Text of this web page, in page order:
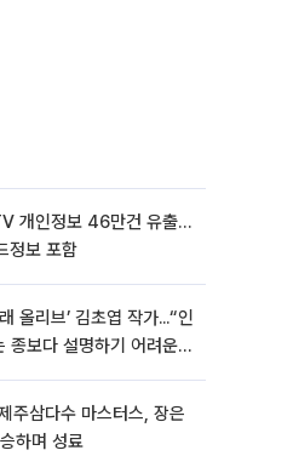
개인정보 46만건 유출…
정보 포함
올리브’ 김초엽 작가...“인
종보다 설명하기 어려운
주삼다수 마스터스, 장은
하며 성료